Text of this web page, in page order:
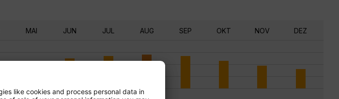
MAI JUN JUL AUG SEP OKT NOV DEZ